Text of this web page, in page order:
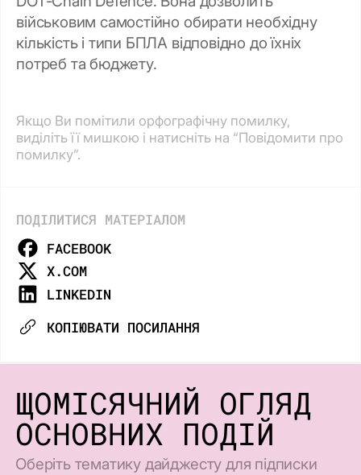
військовим самостійно обирати необхідну
кількість і типи БПЛА відповідно до їхніх
потреб та бюджету.
Якщо Ви помітили орфографічну помилку,
виділіть її мишкою і натисніть на “Повідомити про
помилку”.
ПОДІЛИТИСЯ МАТЕРІАЛОМ
FACEBOOK
X.COM
LINKEDIN
КОПІЮВАТИ ПОСИЛАННЯ
ЩОМІСЯЧНИЙ ОГЛЯД
ОСНОВНИХ ПОДІЙ
Оберіть тематику дайджесту для підписки